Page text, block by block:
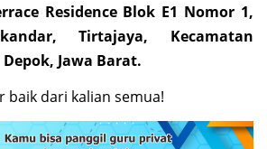
Residence Blok E1 Nomor 1,
Tirtajaya, Kecamatan
Jawa Barat.
baik dari kalian semua!